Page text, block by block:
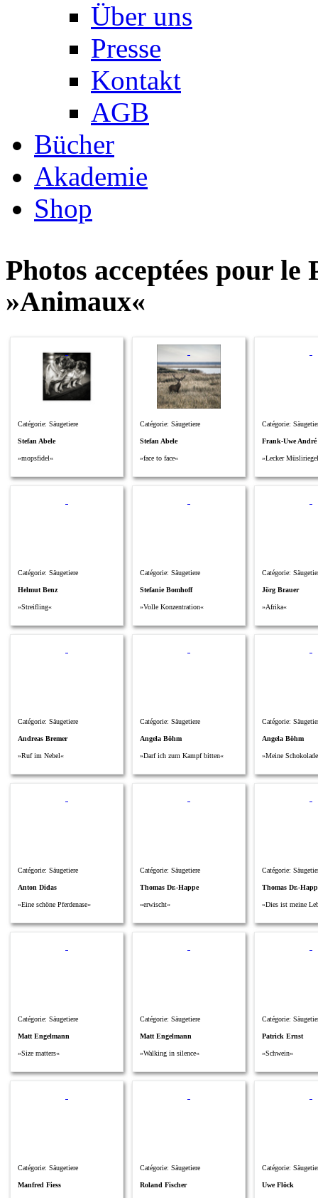
Über uns
Presse
Kontakt
AGB
Bücher
Akademie
Shop
Photos acceptées pour
»Animaux«
Catégorie: Säugetiere
Stefan Abele
»mopsfidel«
Catégorie: Säugetiere
Stefan Abele
»face to face«
Catégorie:
Frank-Uwe André
»Lecker
Catégorie: Säugetiere
Helmut Benz
»Streifling«
Catégorie: Säugetiere
Stefanie Bomhoff
»Volle Konzentration«
Catégorie:
Jörg Brauer
»Afrika«
Catégorie: Säugetiere
Andreas Bremer
»Ruf im Nebel«
Catégorie: Säugetiere
Angela Böhm
»Darf ich zum Kampf bitten«
Catégorie:
Angela Böhm
»Meine
Catégorie: Säugetiere
Anton Didas
»Eine schöne Pferdenase«
Catégorie: Säugetiere
Thomas Dr.-Happe
»erwischt«
Catégorie:
Thomas Dr.-
»Dies ist meine
Catégorie: Säugetiere
Matt Engelmann
»Size matters«
Catégorie: Säugetiere
Matt Engelmann
»Walking in silence«
Catégorie:
Patrick Ernst
»Schwein«
Catégorie: Säugetiere
Manfred Fiess
Catégorie: Säugetiere
Roland Fischer
Catégorie:
Uwe Flöck